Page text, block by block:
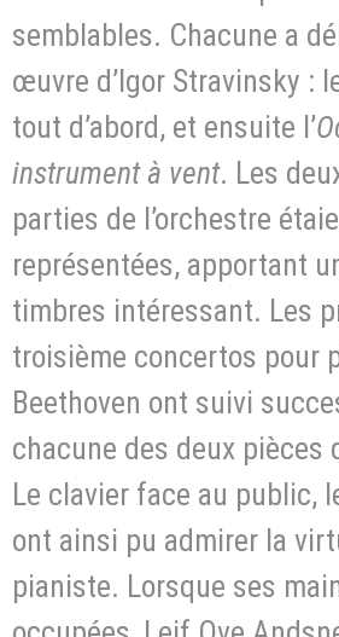
semblables. Chacune a
œuvre d’Igor Stravinsky :
tout d’abord, et ensuite l’
instrument à vent. Les
parties de l’orchestre
représentées, apportant
timbres intéressant. Les
troisième concertos pour
Beethoven ont suivi
chacune des deux pièces
Le clavier face au public,
ont ainsi pu admirer la
pianiste. Lorsque ses